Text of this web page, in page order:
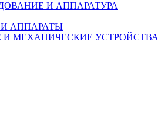
И АППАРАТУРА
АППАРАТЫ
И МЕХАНИЧЕСКИЕ УСТРОЙСТВА